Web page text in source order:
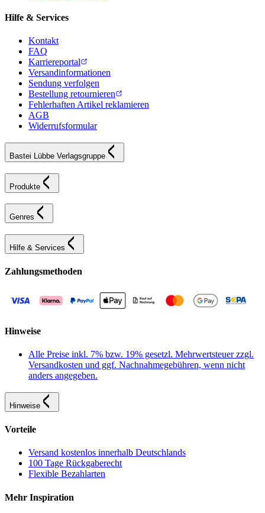
Hilfe & Services
Kontakt
FAQ
Karriereportal
Versandinformationen
Sendung verfolgen
Bestellung retournieren
Fehlerhaften Artikel reklamieren
AGB
Widerrufsformular
Bastei Lübbe Verlagsgruppe
Produkte
Genres
Hilfe & Services
Zahlungsmethoden
Hinweise
Alle Preise inkl. 7% bzw. 19% gesetzl. Mehrwertsteuer zzgl.
Versandkosten und ggf. Nachnahmegebühren, wenn nicht
anders angegeben.
Hinweise
Vorteile
Versand kostenlos innerhalb Deutschlands
100 Tage Rückgaberecht
Flexible Bezahlarten
Mehr Inspiration